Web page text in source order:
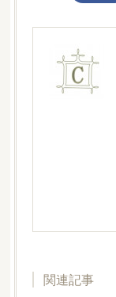
関連記事